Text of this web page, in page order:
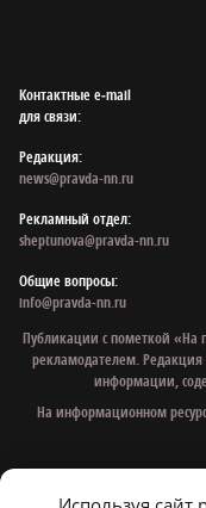
Контактные e‑mail
для связи:
Редакция:
news@pravda-nn.ru
Рекламный отдел:
sheptunova@pravda-nn.ru
Общие вопросы:
info@pravda-nn.ru
Публикации с пометкой «На
рекламодателем. Редакция
информации,
На информационном